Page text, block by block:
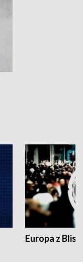
Europa z